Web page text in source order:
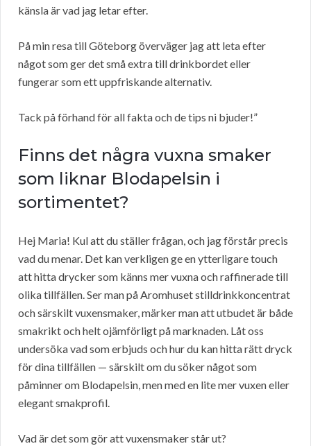
känsla är vad jag letar efter.
På min resa till Göteborg överväger jag att leta efter
något som ger det små extra till drinkbordet eller
fungerar som ett uppfriskande alternativ.
Tack på förhand för all fakta och de tips ni bjuder!”
Finns det några vuxna smaker
som liknar Blodapelsin i
sortimentet?
Hej Maria! Kul att du ställer frågan, och jag förstår precis
vad du menar. Det kan verkligen ge en ytterligare touch
att hitta drycker som känns mer vuxna och raffinerade till
olika tillfällen. Ser man på Aromhuset stilldrinkkoncentrat
och särskilt vuxensmaker, märker man att utbudet är både
smakrikt och helt ojämförligt på marknaden. Låt oss
undersöka vad som erbjuds och hur du kan hitta rätt dryck
för dina tillfällen — särskilt om du söker något som
påminner om Blodapelsin, men med en lite mer vuxen eller
elegant smakprofil.
Vad är det som gör att vuxensmaker står ut?